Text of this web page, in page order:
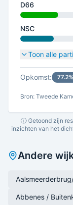
D66
NSC
Toon alle
Opkomst: 77.2%
Bron: Tweede
ⓘ Getoond zijn
inzichten van het
Andere
Abbenes /